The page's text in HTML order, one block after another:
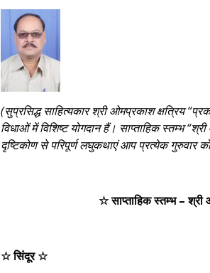
(सुप्रसिद्ध साहित्यकारश्री ओमप्रकाश क्षत्रिय
विधाओं में विशिष्ट योगदान हैं। साप्ताहिक स्तम्भ
दृष्टिकोण से परिपूर्ण लघुकथाएं आप प्रत्येक
☆ साप्ताहिक स्तम्भ –
☆ सिंदूर ☆